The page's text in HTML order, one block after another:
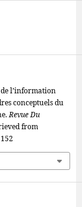
de l’information
conceptuels du
Revue Du
from